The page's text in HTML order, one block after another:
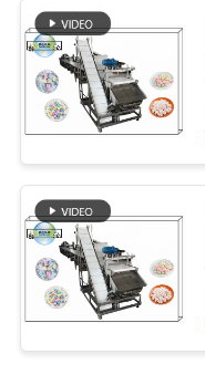
संपर्क
करें
समाचार
एक
उद्धरण
विनती